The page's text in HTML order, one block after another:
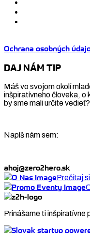
Ochrana osobných
DAJ NÁM TIP
Máš vo svojom okolí
inšpiratívneho človeka, o
by sme mali určite vedieť?
Napíš nám sem:
ahoj@zero2hero.sk
Prečítaj
Prinášame ti inšpiratívne